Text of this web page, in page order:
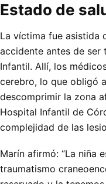
Estado de
La víctima fue asistida
accidente antes de ser
Infantil. Allí, los
cerebro, lo que obligó
descomprimir la zona
Hospital Infantil de
complejidad de las
Marín afirmó: “La niña
traumatismo